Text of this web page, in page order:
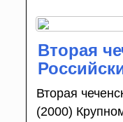
Вторая
Вторая
(2000)